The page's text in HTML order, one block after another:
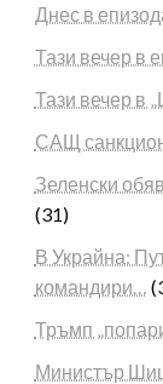
Днес в
Тази вечер в
Тази вечер в
САЩ
Зеленски
(31)
В Украйна:
командири…
Тръмп
Министър